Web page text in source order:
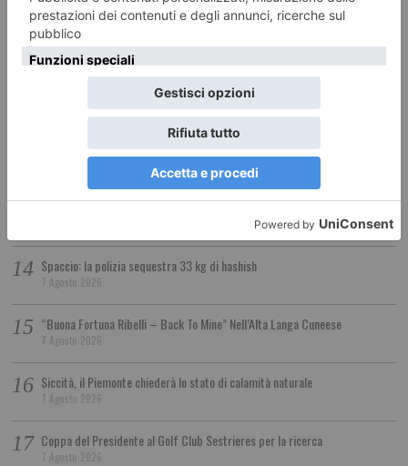
Ferragosto alla Gam, Mao e Palazzo Madama
7 Agosto 2026
PD allo sbando: il campo largo è una finzione, comanda Conte!
7 Agosto 2026
Dolci etnici a Torino, il viaggio nel mondo passa dalle pasticcerie
Iren Ambiente acquista il 66% di ETAmbiente
Spaccio: la polizia sequestra 33 kg di hashish
7 Agosto 2026
“Buona Fortuna Ribelli – Back To Mine” Nell’Alta Langa Cuneese
7 Agosto 2026
Siccità, il Piemonte chiederà lo stato di calamità naturale
7 Agosto 2026
Coppa del Presidente al Golf Club Sestrieres per la ricerca
7 Agosto 2026